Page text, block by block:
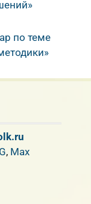
по теме
, Max